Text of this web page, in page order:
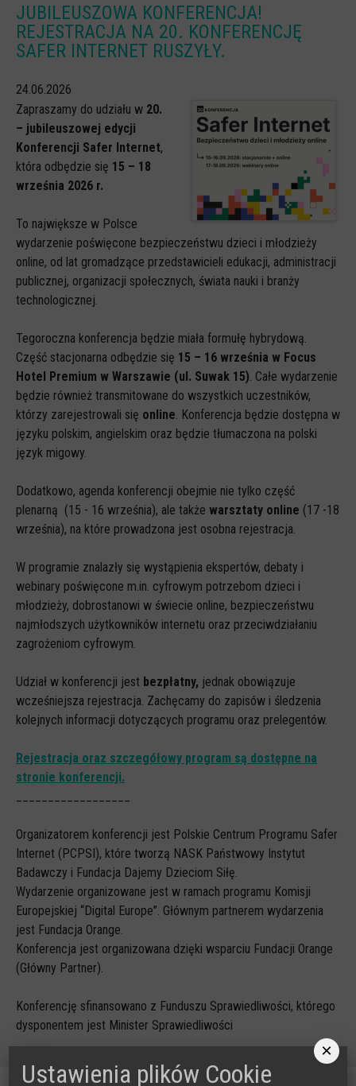
JUBILEUSZOWA KONFERENCJA!
REJESTRACJA NA 20. KONFERENCJĘ
SAFER INTERNET RUSZYŁY.
24.06.2026
Zapraszamy do udziału w 20.
– jubileuszowej edycji
Konferencji Safer Internet,
która odbędzie się 15 – 18
września 2026 r.
To największe w Polsce
wydarzenie poświęcone bezpieczeństwu dzieci i młodzieży
online, od lat gromadzące przedstawicieli edukacji, administracji
publicznej, organizacji społecznych, świata nauki i branży
technologicznej.
Tegoroczna konferencja będzie miała formułę hybrydową.
Część stacjonarna odbędzie się 15 – 16 września w Focus
Hotel Premium w Warszawie (ul. Suwak 15) . Całe wydarzenie
będzie również transmitowane do wszystkich uczestników,
którzy zarejestrowali się online . Konferencja będzie dostępna w
języku polskim, angielskim oraz będzie tłumaczona na polski
język migowy.
Dodatkowo, agenda konferencji obejmie nie tylko część
plenarną (15 - 16 września), ale także warsztaty online (17 -18
września), na które prowadzona jest osobna rejestracja.
W programie znalazły się wystąpienia ekspertów, debaty i
webinary poświęcone m.in. cyfrowym potrzebom dzieci i
młodzieży, dobrostanowi w świecie online, bezpieczeństwu
najmłodszych użytkowników internetu oraz przeciwdziałaniu
zagrożeniom cyfrowym.
Udział w konferencji jest bezpłatny, jednak obowiązuje
wcześniejsza rejestracja. Zachęcamy do zapisów i śledzenia
kolejnych informacji dotyczących programu oraz prelegentów.
Rejestracja oraz szczegółowy program są dostępne na
stronie konferencji.
Organizatorem konferencji jest Polskie Centrum Programu Safer
Internet (PCPSI), które tworzą NASK Państwowy Instytut
Badawczy i Fundacja Dajemy Dzieciom Siłę.
Wydarzenie organizowane jest w ramach programu Komisji
Europejskiej “Digital Europe”. Głównym partnerem wydarzenia
jest Fundacja Orange.
Konferencja jest organizowana dzięki wsparciu Fundacji Orange
(Główny Partner).
Konferencję sfinansowano z Funduszu Sprawiedliwości, którego
dysponentem jest Minister Sprawiedliwości
BEZPIECZNE WAKACJE 2022
CYBERREPETYTORIUM
SŁOWA Z SIECI NASZYCH DZIECI
Webinaria
Webinary CEDMO
Cykl webinarów - Gadanie o internecie
Cyfrowe wieczory dla rodziców
Cykl webinarów - marzec 2026
Multimedia
Filmy
Spoty
Infografiki
Badania i raporty
Gry
Nasze gry
Gra karciana o deinformacji "Dezinfo"
Gra planszowa o cyberhigienie "Digital Brainiacs"
Kalambury z cyberhigieny "Cybermaster"
Dane teleadresowe
Dołącz do newslettera
×
Ustawienia plików Cookie